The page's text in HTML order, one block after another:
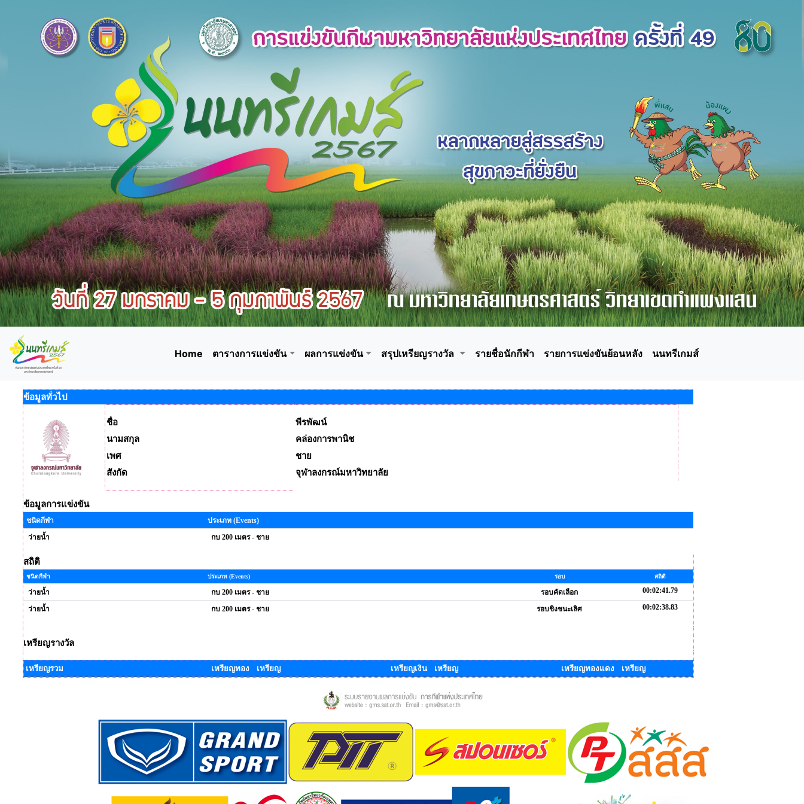
Home ตารางการแข่งขัน ผลการแข่งขัน สรุปเหรียญรางวัล รายชื่อนักกีฬา รายการแข่งขันย้อนหลัง นนทรีเกมส์
ข้อมูลทั่วไป
ชื่อ
พีรพัฒน์
นามสกุล
คล่องการพานิช
เพศ
ชาย
สังกัด
จุฬาลงกรณ์มหาวิทยาลัย
ข้อมูลการแข่งขัน
ชนิดกีฬา
ประเภท (Events)
ว่ายน้ำ
กบ 200 เมตร - ชาย
สถิติ
ชนิดกีฬา ประเภท (Events) รอบ สถิติ
ว่ายน้ำ กบ 200 เมตร - ชาย รอบคัดเลือก 00:02:41.79
ว่ายน้ำ กบ 200 เมตร - ชาย รอบชิงชนะเลิศ 00:02:38.83
เหรียญรางวัล
เหรียญรวม เหรียญทอง เหรียญ เหรียญเงิน เหรียญ เหรียญทองแดง เหรียญ